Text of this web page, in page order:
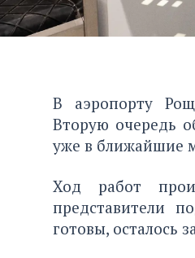
В аэропорту
Вторую очередь
уже в ближайшие
Ход работ
представители
готовы, осталось